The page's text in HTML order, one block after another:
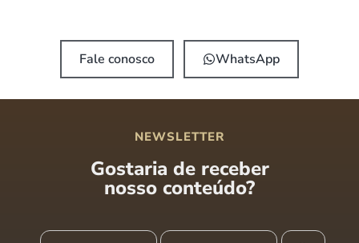
Fale conosco WhatsApp
NEWSLETTER
Gostaria de receber
nosso conteúdo?